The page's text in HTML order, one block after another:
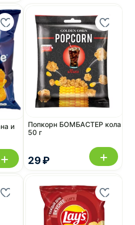
и
+ 29 ₽
Попкорн БОМБАСТЕР кола
50 г
+